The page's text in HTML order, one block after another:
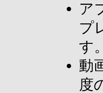
ア
プ
す
動
度